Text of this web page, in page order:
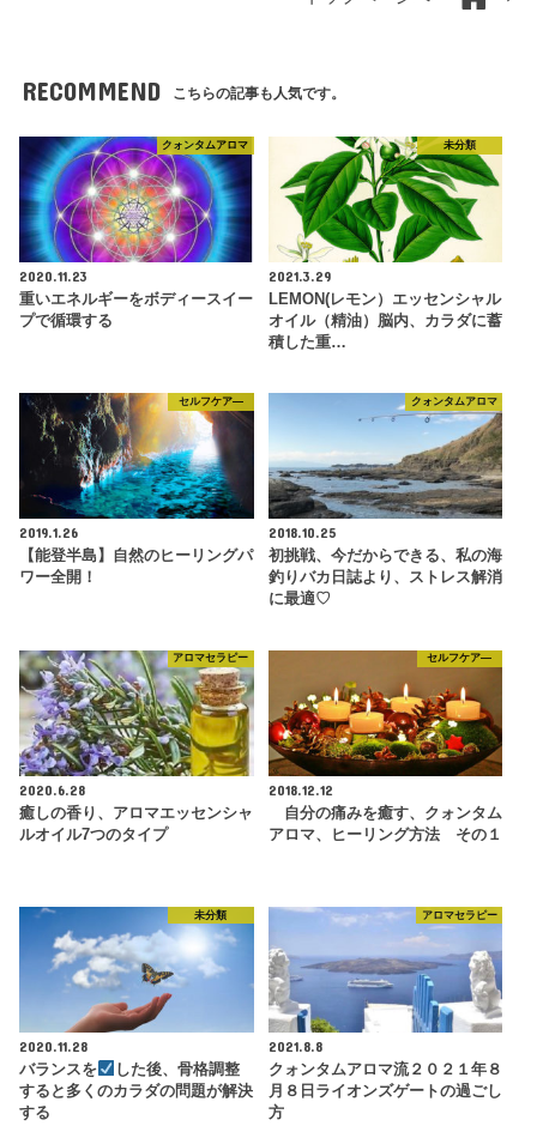
RECOMMEND こちらの記事も人気です。
クォンタムアロマ
2020.11.23
重いエネルギーをボディースイー
プで循環する
未分類
2021.3.29
LEMON(レモン）エッセンシャル
オイル（精油）脳内、カラダに蓄
積した重…
セルフケア―
2019.1.26
【能登半島】自然のヒーリングパ
ワー全開！
クォンタムアロマ
2018.10.25
初挑戦、今だからできる、私の海
釣りバカ日誌より、ストレス解消
に最適♡
アロマセラピー
2020.6.28
癒しの香り、アロマエッセンシャ
ルオイル7つのタイプ
セルフケア―
2018.12.12
自分の痛みを癒す、クォンタム
アロマ、ヒーリング方法 その１
未分類
2020.11.28
バランスを
した後、骨格調整
すると多くのカラダの問題が解決
する
アロマセラピー
2021.8.8
クォンタムアロマ流２０２１年８
月８日ライオンズゲートの過ごし
方